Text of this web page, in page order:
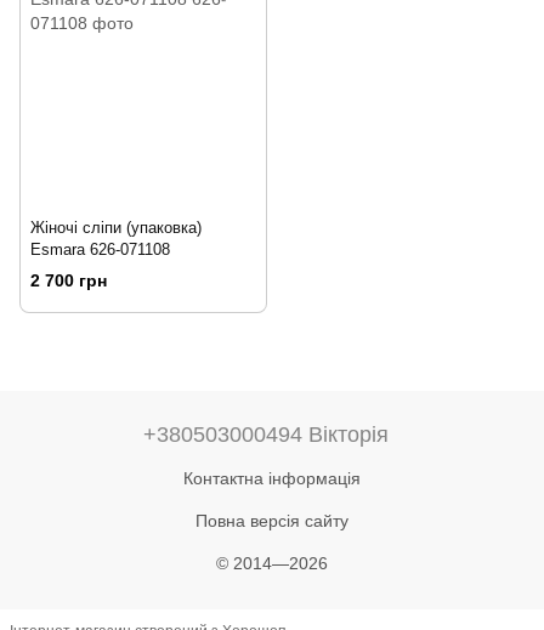
Жіночі сліпи (упаковка)
Esmara 626-071108
2 700 грн
+380503000494 Вікторія
Контактна інформація
Повна версія сайту
© 2014—2026